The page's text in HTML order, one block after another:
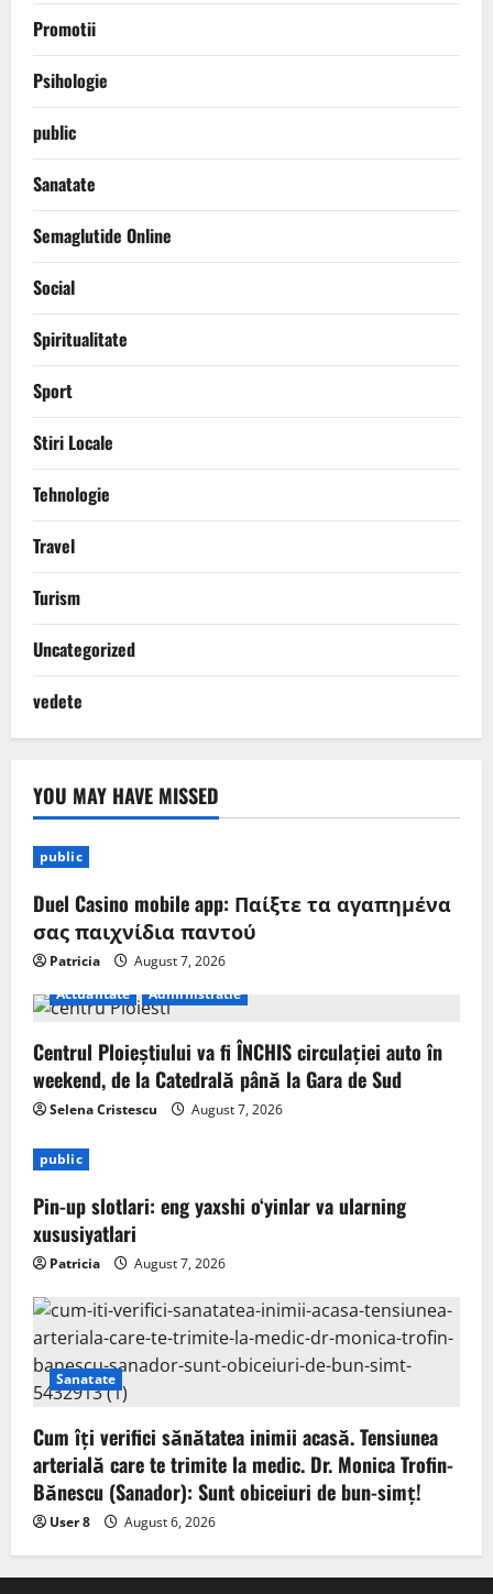
Promotii
Psihologie
public
Sanatate
Semaglutide Online
Social
Spiritualitate
Sport
Stiri Locale
Tehnologie
Travel
Turism
Uncategorized
vedete
YOU MAY HAVE MISSED
public
Duel Casino mobile app: Παίξτε τα αγαπημένα
σας παιχνίδια παντού
Patricia
August 7, 2026
Actualitate
Administratie
Centrul Ploieștiului va fi ÎNCHIS circulației auto în
weekend, de la Catedrală până la Gara de Sud
Selena Cristescu August 7, 2026
public
Pin-up slotlari: eng yaxshi o‘yinlar va ularning
xususiyatlari
Patricia August 7, 2026
Sanatate
Cum îți verifici sănătatea inimii acasă. Tensiunea
arterială care te trimite la medic. Dr. Monica Trofin-
Bănescu (Sanador): Sunt obiceiuri de bun-simț!
User 8 August 6, 2026